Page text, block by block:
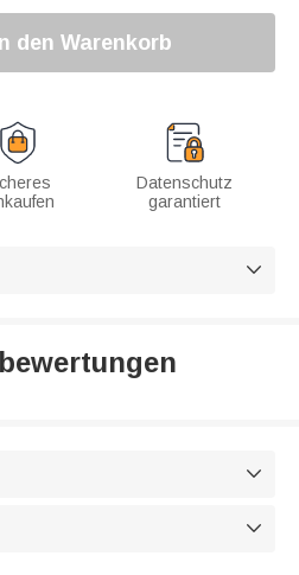
den Warenkorb
Datenschutz
garantiert


